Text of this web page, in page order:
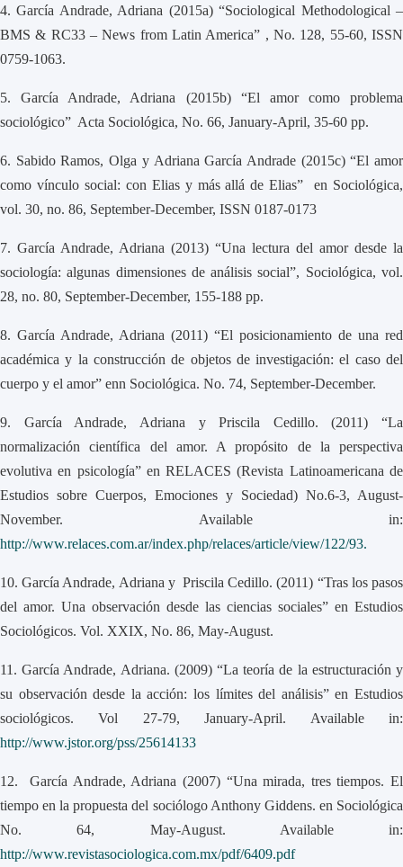
4. García Andrade, Adriana (2015a) “Sociological Methodological –
BMS & RC33 – News from Latin America” , No. 128, 55-60, ISSN
0759-1063.
5.
García Andrade, Adriana (2015b) “El amor como problema
sociológico” Acta Sociológica, No. 66, January-April, 35-60 pp.
6. Sabido Ramos, Olga y Adriana García Andrade (2015c) “El amor
como vínculo social: con Elias y más allá de Elias” en Sociológica,
vol. 30, no. 86, September-December, ISSN 0187-0173
7. García Andrade, Adriana (2013) “Una lectura del amor desde la
sociología: algunas dimensiones de análisis social”, Sociológica, vol.
28, no. 80, September-December, 155-188 pp.
8. García Andrade, Adriana (2011) “El posicionamiento de una red
académica y la construcción de objetos de investigación: el caso del
cuerpo y el amor” enn Sociológica. No. 74, September-December.
9.
García Andrade, Adriana y Priscila Cedillo. (2011) “La
normalización científica del amor. A propósito de la perspectiva
evolutiva en psicología” en RELACES (Revista Latinoamericana de
Estudios sobre Cuerpos, Emociones y Sociedad) No.6-3, August-
November. Available in:
http://www.relaces.com.ar/index.php/relaces/article/view/122/93.
10. García Andrade, Adriana y Priscila Cedillo. (2011) “Tras los pasos
del amor. Una observación desde las ciencias sociales” en Estudios
Sociológicos. Vol. XXIX, No. 86, May-August.
11. García Andrade, Adriana. (2009) “La teoría de la estructuración y
su observación desde la acción: los límites del análisis” en Estudios
sociológicos. Vol 27-79, January-April. Available in:
http://www.jstor.org/pss/25614133
12.
García Andrade, Adriana (2007) “Una mirada, tres tiempos. El
tiempo en la propuesta del sociólogo Anthony Giddens. en Sociológica
No. 64, May-August. Available in:
http://www.revistasociologica.com.mx/pdf/6409.pdf